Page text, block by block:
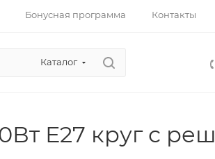
Бонусная программа Контакты
Каталог
Е27 круг с